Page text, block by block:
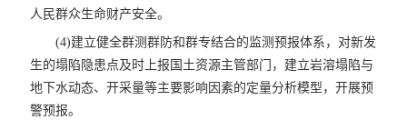
人民群众生命财产安全。
(4)建立健全群测群防和群专结合的监测预报体系，对新发
生的塌陷隐患点及时上报国土资源主管部门，建立岩溶塌陷与
地下水动态、开采量等主要影响因素的定量分析模型，开展预
警预报。